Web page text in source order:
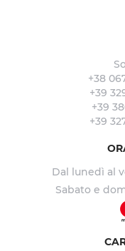
+38
+39
+39
+39
Dal lunedì al
Sabato e